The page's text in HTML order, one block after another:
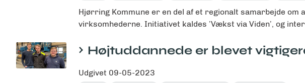
Hjørring Kommune er en del af et regionalt samarbejde om
virksomhederne. Initiativet kaldes ’Vækst via Viden’, og
Højtuddannede er blevet
Udgivet 09-05-2023